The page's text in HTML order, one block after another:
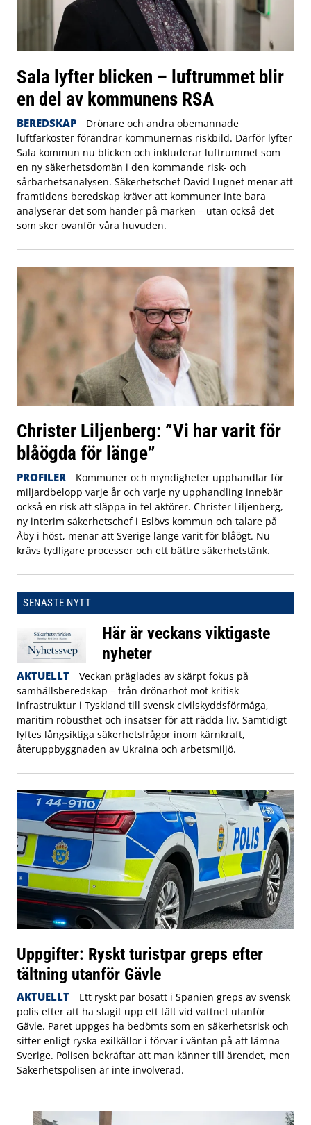
Sala lyfter blicken – luftrummet blir
en del av kommunens RSA
BEREDSKAP
Drönare och andra obemannade
luftfarkoster förändrar kommunernas riskbild. Därför lyfter
Sala kommun nu blicken och inkluderar luftrummet som
en ny säkerhetsdomän i den kommande risk- och
sårbarhetsanalysen. Säkerhetschef David Lugnet menar att
framtidens beredskap kräver att kommuner inte bara
analyserar det som händer på marken – utan också det
som sker ovanför våra huvuden.
Christer Liljenberg: ”Vi har varit för
blåögda för länge”
PROFILER
Kommuner och myndigheter upphandlar för
miljardbelopp varje år och varje ny upphandling innebär
också en risk att släppa in fel aktörer. Christer Liljenberg,
ny interim säkerhetschef i Eslövs kommun och talare på
Åby i höst, menar att Sverige länge varit för blåögt. Nu
krävs tydligare processer och ett bättre säkerhetstänk.
SENASTE NYTT
Här är veckans viktigaste
nyheter
AKTUELLT
Veckan präglades av skärpt fokus på
samhällsberedskap – från drönarhot mot kritisk
infrastruktur i Tyskland till svensk civilskyddsförmåga,
maritim robusthet och insatser för att rädda liv. Samtidigt
lyftes långsiktiga säkerhetsfrågor inom kärnkraft,
återuppbyggnaden av Ukraina och arbetsmiljö.
Uppgifter: Ryskt turistpar greps efter
tältning utanför Gävle
AKTUELLT
Ett ryskt par bosatt i Spanien greps av svensk
polis efter att ha slagit upp ett tält vid vattnet utanför
Gävle. Paret uppges ha bedömts som en säkerhetsrisk och
sitter enligt ryska exilkällor i förvar i väntan på att lämna
Sverige. Polisen bekräftar att man känner till ärendet, men
Säkerhetspolisen är inte involverad.